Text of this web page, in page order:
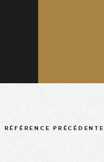
RÉFÉRENCE PRÉCÉDENTE